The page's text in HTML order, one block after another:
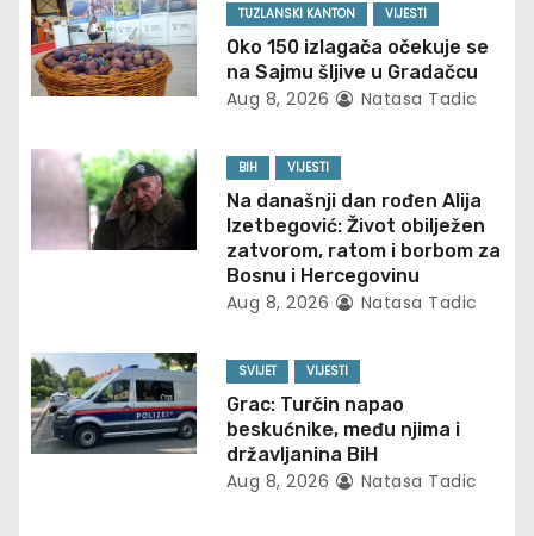
v
i
a
t
n
TUZLANSKI KANTON VIJESTI
Oko 150 izlagača očekuje se
na Sajmu šljive u Gradačcu
Aug 8, 2026 Natasa Tadic
BIH VIJESTI
Na današnji dan rođen Alija
Izetbegović: Život obilježen
zatvorom, ratom i borbom za
Bosnu i Hercegovinu
Aug 8, 2026 Natasa Tadic
SVIJET VIJESTI
Grac: Turčin napao
beskućnike, među njima i
državljanina BiH
Aug 8, 2026 Natasa Tadic